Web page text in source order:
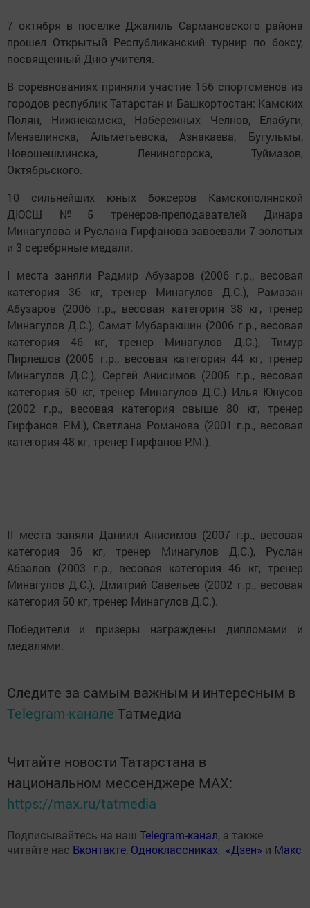
7 октября в поселке Джалиль Сармановского района
прошел Открытый Республиканский турнир по боксу,
посвященный Дню учителя.
В соревнованиях приняли участие 156 спортсменов из
городов республик Татарстан и Башкортостан: Камских
Полян, Нижнекамска, Набережных Челнов, Елабуги,
Мензелинска, Альметьевска, Азнакаева, Бугульмы,
Новошешминска, Лениногорска, Туймазов,
Октябрьского.
10 сильнейших юных боксеров Камскополянской
ДЮСШ №5 тренеров-преподавателей Динара
Минагулова и Руслана Гирфанова завоевали 7 золотых
и 3 серебряные медали.
I места заняли Радмир Абузаров (2006 г.р., весовая
категория 36 кг, тренер Минагулов Д.С.), Рамазан
Абузаров (2006 г.р., весовая категория 38 кг, тренер
Минагулов Д.С.), Самат Мубаракшин (2006 г.р., весовая
категория 46 кг, тренер Минагулов Д.С.), Тимур
Пирлешов (2005 г.р., весовая категория 44 кг, тренер
Минагулов Д.С.), Сергей Анисимов (2005 г.р., весовая
категория 50 кг, тренер Минагулов Д.С.) Илья Юнусов
(2002 г.р., весовая категория свыше 80 кг, тренер
Гирфанов Р.М.), Светлана Романова (2001 г.р., весовая
категория 48 кг, тренер Гирфанов Р.М.).
II места заняли Даниил Анисимов (2007 г.р., весовая
категория 36 кг, тренер Минагулов Д.С.), Руслан
Абзалов (2003 г.р., весовая категория 46 кг, тренер
Минагулов Д.С.), Дмитрий Савельев (2002 г.р., весовая
категория 50 кг, тренер Минагулов Д.С.).
Победители и призеры награждены дипломами и
медалями.
Следите за самым важным и интересным в
Telegram-канале Татмедиа
Читайте новости Татарстана в
национальном мессенджере MАХ:
https://max.ru/tatmedia
Подписывайтесь на наш Telegram-канал, а также
читайте нас Вконтакте, Одноклассниках, «Дзен» и Макс